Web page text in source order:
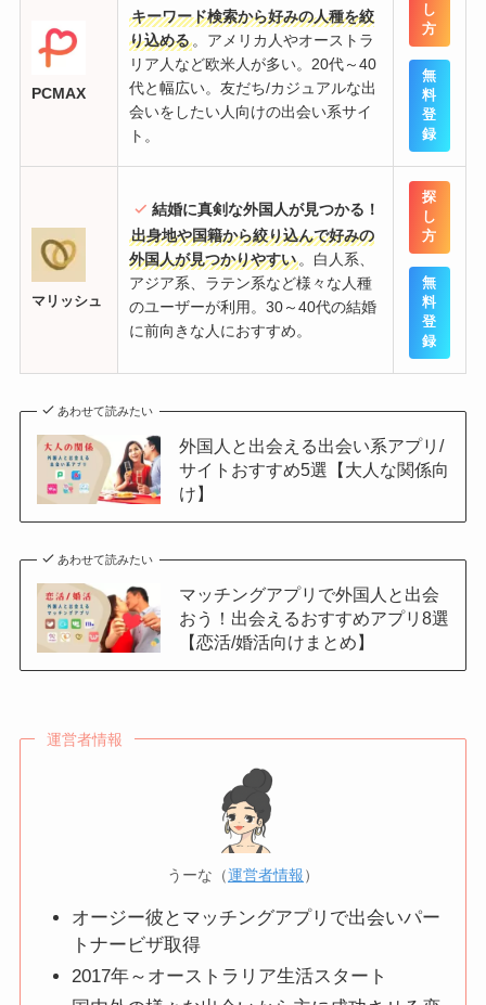
PCMAX
キーワード検索から好みの人種を絞
り込める 。アメリカ人やオーストラ
リア人など欧米人が多い。20代～40
代と幅広い。友だち/カジュアルな出
会いをしたい人向けの出会い系サイ
ト。
し
方
無
料
登
録
マリッシュ
結婚に真剣な外国人が見つかる！
出身地や国籍から絞り込んで好みの
外国人が見つかりやすい 。白人系、
アジア系、ラテン系など様々な人種
のユーザーが利用。30～40代の結婚
に前向きな人におすすめ。
探
し
方
無
料
登
録
あわせて読みたい
外国人と出会える出会い系アプリ/
サイトおすすめ5選【大人な関係向
け】
あわせて読みたい
マッチングアプリで外国人と出会
おう！出会えるおすすめアプリ8選
【恋活/婚活向けまとめ】
運営者情報
うーな（運営者情報 ）
オージー彼とマッチングアプリで出会いパー
トナービザ取得
2017年～オーストラリア生活スタート